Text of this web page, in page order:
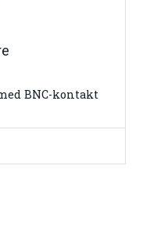
BNC-kontakt